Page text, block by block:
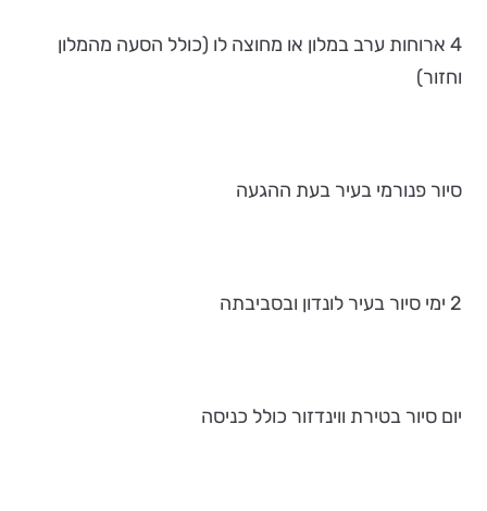
4 ארוחות ערב במלון או מחוצה לו (כולל הסעה מהמלון
וחזור)
סיור פנורמי בעיר בעת ההגעה
2 ימי סיור בעיר לונדון ובסביבתה
יום סיור בטירת ווינדזור כולל כניסה